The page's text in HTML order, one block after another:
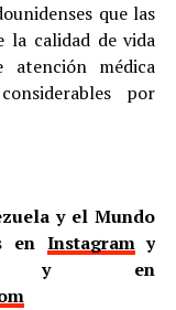
que las
la calidad de vida
médica
por
y el Mundo
en Instagramy
en